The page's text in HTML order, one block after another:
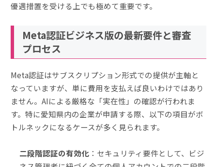
優遇措置を受ける上でも極めて重要です。
Meta認証ビジネス版の最新要件と審査
プロセス
Meta認証はサブスクリプション形式での提供が主軸と
なっていますが、単に費用を支払えば良いわけではあり
ません。AIによる厳格な「実在性」の確認が行われま
す。特に愛知県内の企業が申請する際、以下の項目がボ
トルネックになるケースが多く見られます。
二段階認証の有効化 ：セキュリティ要件として、ビジ